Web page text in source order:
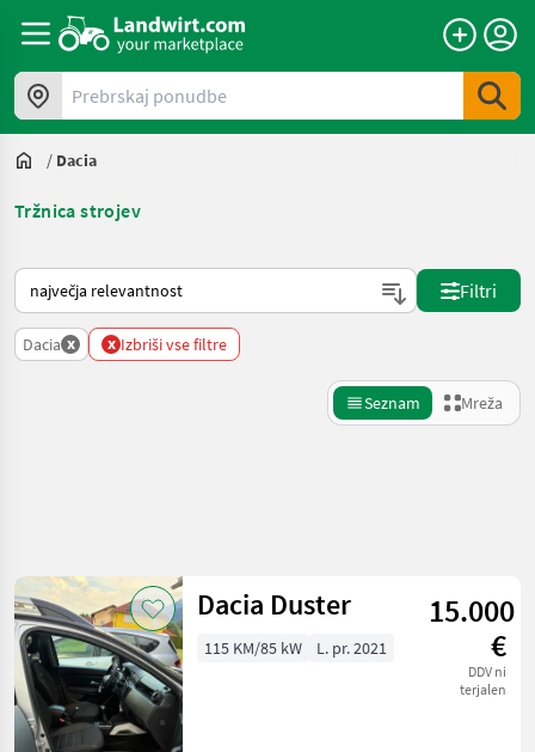
Prebrskaj ponudbe
/ Dacia
Tržnica strojev
Tako je razvrščeno na Landwirt.com
Filtri
Dacia x x Izbriši vse filtre
Seznam Mreža
Kategorija 1 Država Filtri
TRENUTNA
POT
Dacia
Ponastavi
Prikaži 10
rezultatov
Dacia Duster
15.000
€
DDV ni
terjalen
115 KM/85 kW L. pr. 2021